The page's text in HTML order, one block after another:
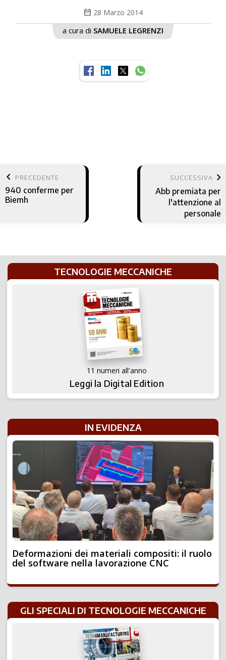
calendar_month 28 Marzo 2014
a cura di SAMUELE LEGRENZI
keyboard_arrow_left PRECEDENTE
940 conferme per
Biemh
SUCCESSIVA keyboard_arrow_right
Abb premiata per
l'attenzione al
personale
TECNOLOGIE MECCANICHE
11 numeri all'anno
Leggi la Digital Edition
IN EVIDENZA
Deformazioni dei materiali compositi: il ruolo
del software nella lavorazione CNC
GLI SPECIALI DI TECNOLOGIE MECCANICHE